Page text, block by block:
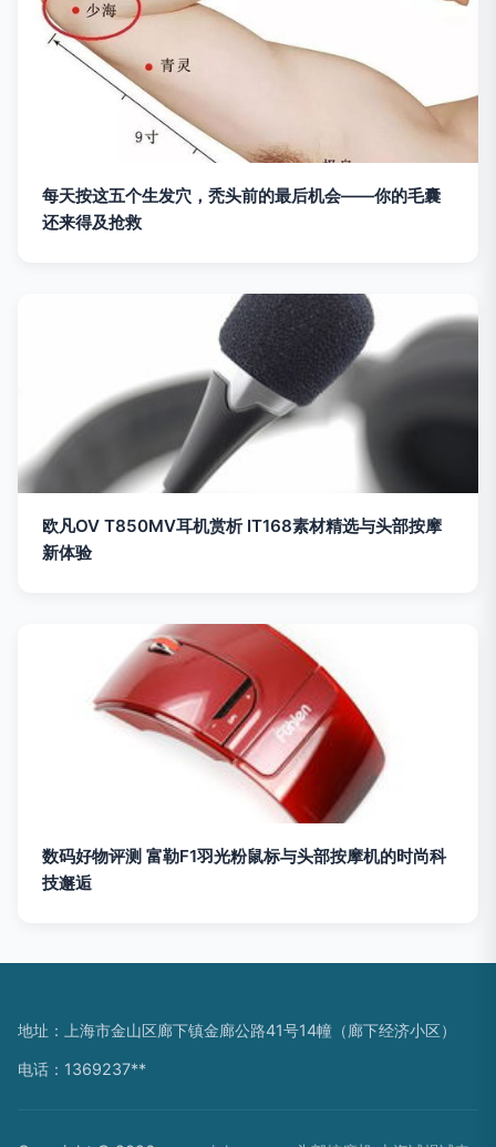
每天按这五个生发穴，秃头前的最后机会——你的毛囊
还来得及抢救
欧凡OV T850MV耳机赏析 IT168素材精选与头部按摩
新体验
数码好物评测 富勒F1羽光粉鼠标与头部按摩机的时尚科
技邂逅
地址：上海市金山区廊下镇金廊公路41号14幢（廊下经济小区）
电话：1369237**